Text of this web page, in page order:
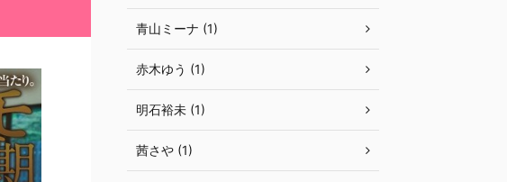
青山ミーナ (1)
赤木ゆう (1)
明石裕未 (1)
茜さや (1)